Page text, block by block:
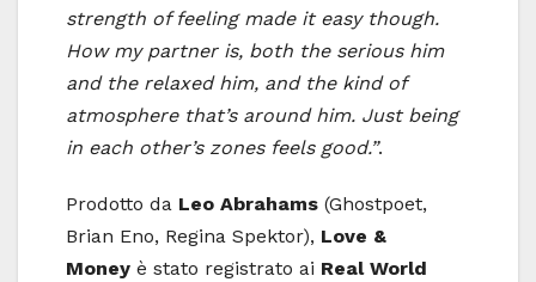
strength of feeling made it easy though.
How my partner is, both the serious him
and the relaxed him, and the kind of
atmosphere that’s around him. Just being
in each other’s zones feels good.”.
Prodotto da Leo Abrahams (Ghostpoet,
Brian Eno, Regina Spektor), Love &
Money è stato registrato ai Real World